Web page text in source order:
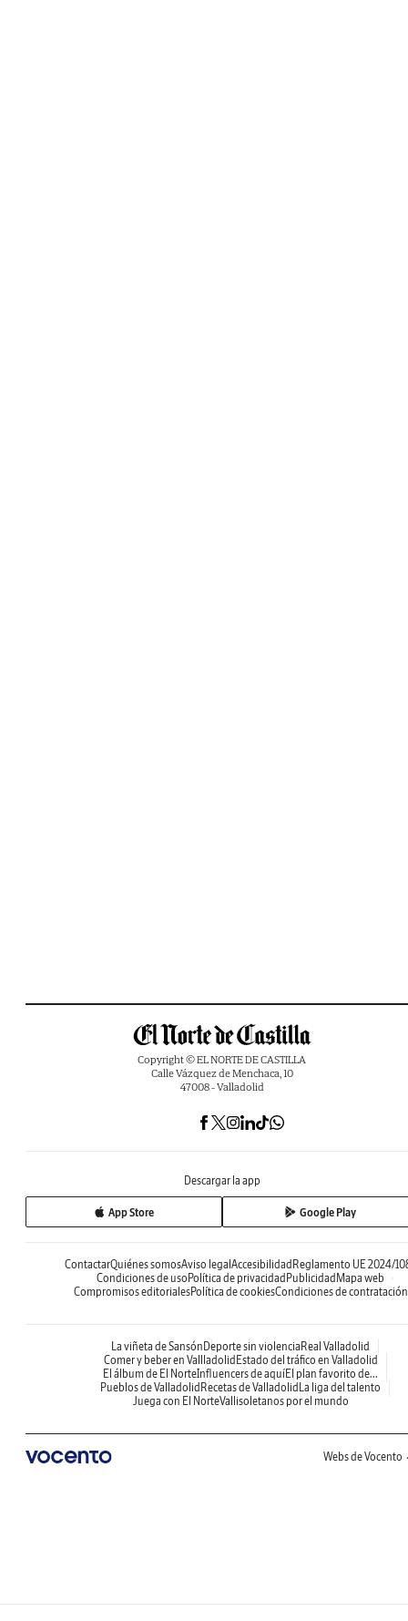
Copyright © EL NORTE DE CASTILLA
Calle Vázquez de Menchaca, 10
47008 - Valladolid
Descargar la app
App Store Google Play
ContactarQuiénes somosAviso legal Accesibilidad Reglamento UE 2024/
Condiciones de uso Política de privacidad Publicidad Mapa web
Compromisos editorialesPolítica de cookiesCondiciones de contratación
La viñeta de Sansón Deporte sin violencia Real Valladolid
Comer y beber en Vallladolid Estado del tráfico en Valladolid
El álbum de El NorteInfluencers de aquíEl plan favorito de...
Pueblos de Valladolid Recetas de Valladolid La liga del talento
Juega con El NorteVallisoletanos por el mundo
Webs de Vocento